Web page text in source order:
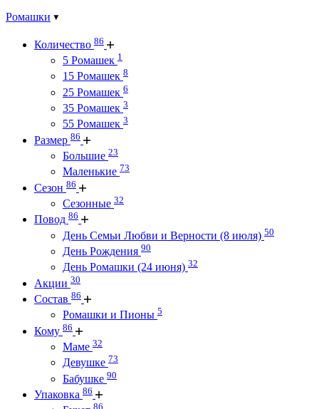
Ромашки
Количество 86
5 Ромашек 1
15 Ромашек 8
25 Ромашек 6
35 Ромашек 3
55 Ромашек 3
Размер 86
Большие 23
Маленькие 73
Сезон 86
Сезонные 32
Повод 86
День Семьи Любви и Верности (8 июля) 50
День Рождения 90
День Ромашки (24 июня) 32
Акции 30
Состав 86
Ромашки и Пионы 5
Кому 86
Маме 32
Девушке 73
Бабушке 90
Упаковка 86
86